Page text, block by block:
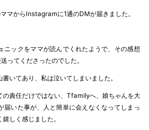
マからInstagramに1通のDMが届きました。
ニックをママが読んでくれたようで、その感想
ってくださったのでした。
いてあり、私は泣いてしまいました。
の責任だけではない、Tfamilyへ、娘ちゃんを大
届いた事が、人と簡単に会えなくなってしまっ
しく感じました。